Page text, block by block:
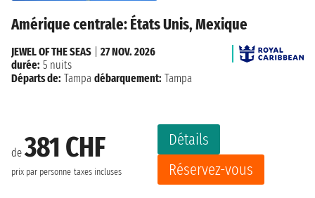
Amérique centrale: États Unis, Mexique
de381 CHF
prix par personne taxes incluses
Détails
Réservez-vous
JEWEL OF THE SEAS
27 NOV. 2026
durée: 5 nuits
Départs de: Tampa débarquement: Tampa